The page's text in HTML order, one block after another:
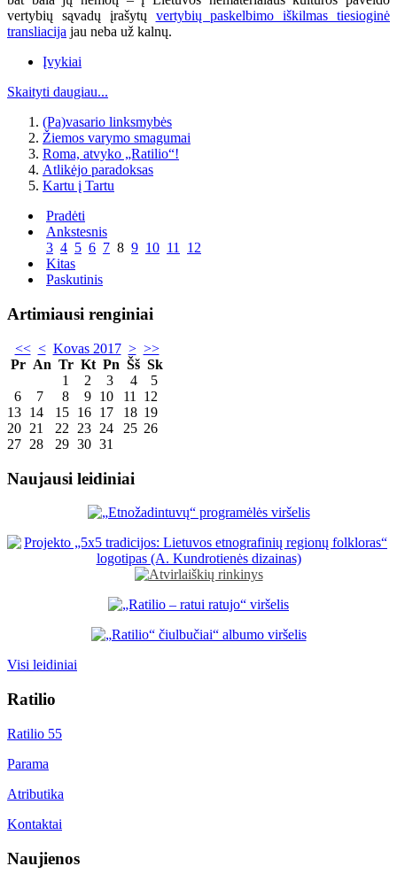
vertybių sąvadų įrašytų vertybių paskelbimo iškilmas tiesioginė
transliacija jau neba už kalnų.
Įvykiai
Skaityti daugiau...
(Pa)vasario linksmybės
Žiemos varymo smagumai
Roma, atvyko „Ratilio“!
Atlikėjo paradoksas
Kartu į Tartu
Pradėti
Ankstesnis
3 4 5 6 7 8 9 10 11 12
Kitas
Paskutinis
Artimiausi renginiai
<< < Kovas 2017 > >>
Pr An Tr Kt Pn Šš Sk
1
2 3 4
5
6
7 8 9 10 11
12
13 14 15 16 17 18 19
20 21 22 23 24 25 26
27 28 29 30 31
Naujausi leidiniai
Visi leidiniai
Ratilio
Ratilio 55
Parama
Atributika
Kontaktai
Naujienos